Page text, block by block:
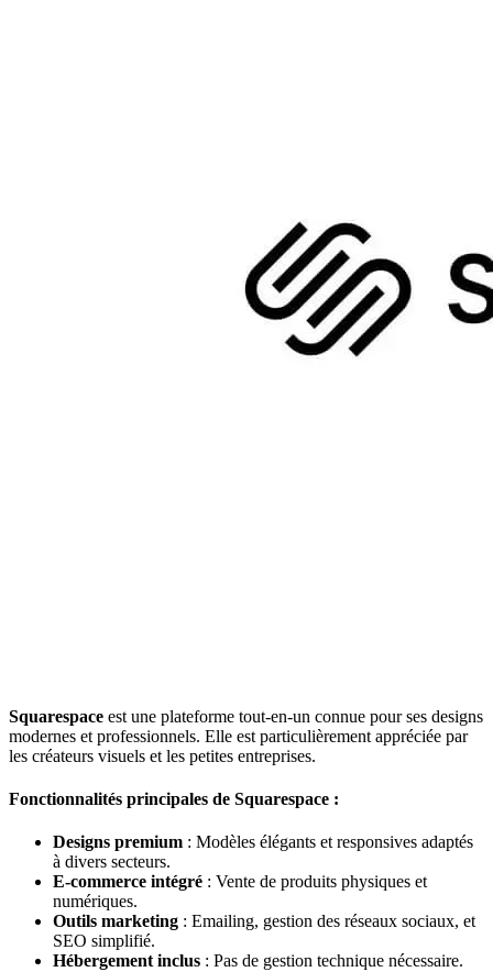
Squarespace est une plateforme tout-en-un connue pour ses designs
modernes et professionnels. Elle est particulièrement appréciée par
les créateurs visuels et les petites entreprises.
Fonctionnalités principales de Squarespace :
Designs premium : Modèles élégants et responsives adaptés
à divers secteurs.
E-commerce intégré : Vente de produits physiques et
numériques.
Outils marketing : Emailing, gestion des réseaux sociaux, et
SEO simplifié.
Hébergement inclus : Pas de gestion technique nécessaire.